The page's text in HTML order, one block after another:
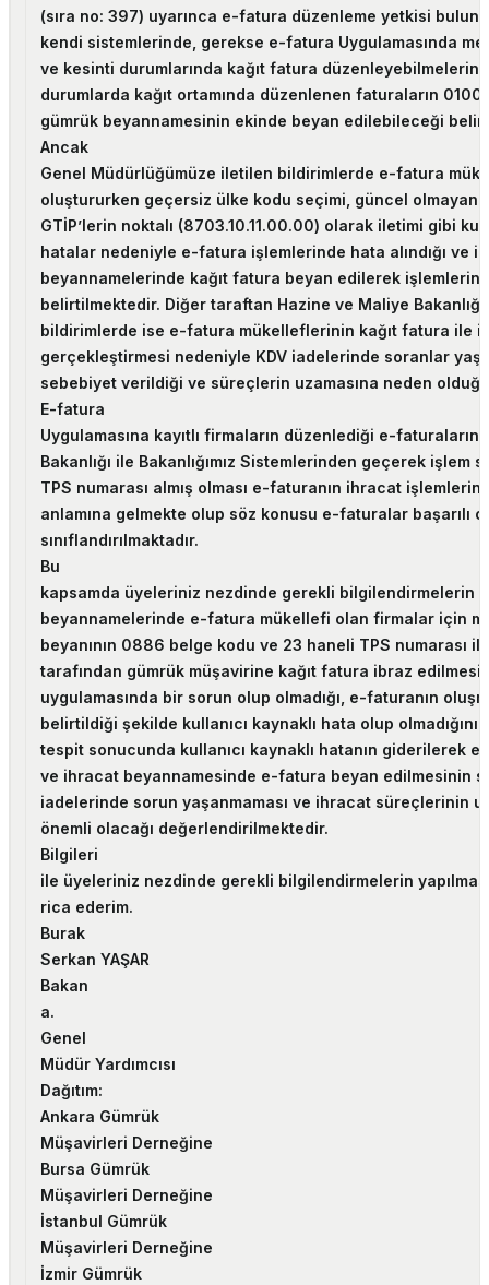
(sıra no: 397) uyarınca e-fatura düzenleme yetkisi
kendi sistemlerinde, gerekse e-fatura Uygulamasında
ve kesinti durumlarında kağıt fatura
durumlarda kağıt ortamında düzenlenen faturaların
gümrük beyannamesinin ekinde beyan edilebileceği
Ancak
Genel Müdürlüğümüze iletilen bildirimlerde e-fatura
oluştururken geçersiz ülke kodu seçimi, güncel olmayan
GTİP’lerin noktalı (8703.10.11.00.00) olarak iletimi gibi
hatalar nedeniyle e-fatura işlemlerinde hata alındığı ve
beyannamelerinde kağıt fatura beyan edilerek işlemlerin
belirtilmektedir. Diğer taraftan Hazine ve Maliye
bildirimlerde ise e-fatura mükelleflerinin kağıt fatura ile
gerçekleştirmesi nedeniyle KDV iadelerinde soranlar
sebebiyet verildiği ve süreçlerin uzamasına neden
E-fatura
Uygulamasına kayıtlı firmaların düzenlediği e-faturaların
Bakanlığı ile Bakanlığımız Sistemlerinden geçerek işlem
TPS numarası almış olması e-faturanın ihracat
anlamına gelmekte olup söz konusu e-faturalar başarılı
sınıflandırılmaktadır.
Bu
kapsamda üyeleriniz nezdinde gerekli bilgilendirmelerin
beyannamelerinde e-fatura mükellefi olan firmalar için
beyanının 0886 belge kodu ve 23 haneli TPS numarası
tarafından gümrük müşavirine kağıt fatura ibraz
uygulamasında bir sorun olup olmadığı, e-faturanın
belirtildiği şekilde kullanıcı kaynaklı hata olup
tespit sonucunda kullanıcı kaynaklı hatanın giderilerek
ve ihracat beyannamesinde e-fatura beyan edilmesinin
iadelerinde sorun yaşanmaması ve ihracat süreçlerinin
önemli olacağı değerlendirilmektedir.
Bilgileri
ile üyeleriniz nezdinde gerekli bilgilendirmelerin
rica ederim.
Burak
Serkan YAŞAR
Bakan
a.
Genel
Müdür Yardımcısı
Dağıtım:
Ankara Gümrük
Müşavirleri Derneğine
Bursa Gümrük
Müşavirleri Derneğine
İstanbul Gümrük
Müşavirleri Derneğine
İzmir Gümrük